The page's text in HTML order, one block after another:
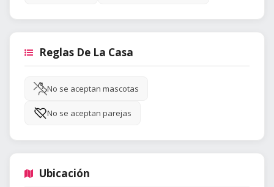
Reglas De La Casa
No se aceptan mascotas
No se aceptan parejas
Ubicación